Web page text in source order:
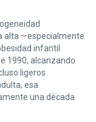
alta —especialmente
infantil
1990, alcanzando
ligeros
esa
una década